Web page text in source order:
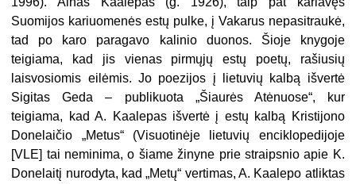
Suomijos kariuomenės estų pulke, į Vakarus nepasitraukė,
tad po karo paragavo kalinio duonos. Šioje knygoje
teigiama, kad jis vienas pirmųjų estų poetų, rašiusių
laisvosiomis eilėmis. Jo poezijos į lietuvių kalbą išvertė
Sigitas Geda – publikuota „Šiaurės Atėnuose“, kur
teigiama, kad A. Kaalepas išvertė į estų kalbą Kristijono
Donelaičio „Metus“ (Visuotinėje lietuvių enciklopedijoje
[VLE] tai neminima, o šiame žinyne prie straipsnio apie K.
Donelaitį nurodyta, kad „Metų“ vertimas, A. Kaalepo atliktas